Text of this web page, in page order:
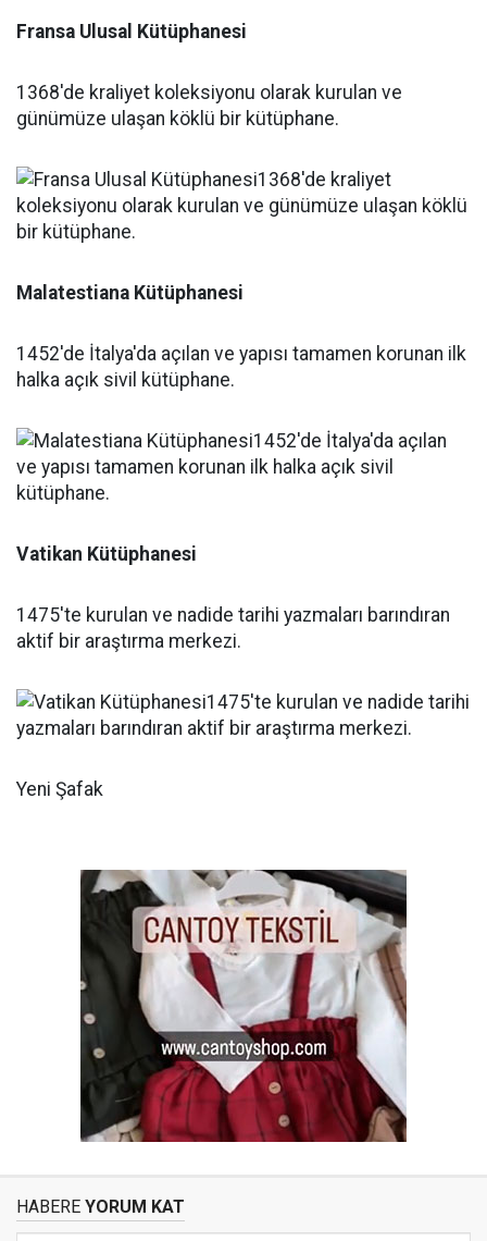
Fransa Ulusal Kütüphanesi
1368'de kraliyet koleksiyonu olarak kurulan ve
günümüze ulaşan köklü bir kütüphane.
Malatestiana Kütüphanesi
1452'de İtalya'da açılan ve yapısı tamamen korunan ilk
halka açık sivil kütüphane.
Vatikan Kütüphanesi
1475'te kurulan ve nadide tarihi yazmaları barındıran
aktif bir araştırma merkezi.
Yeni Şafak
HABERE YORUM KAT